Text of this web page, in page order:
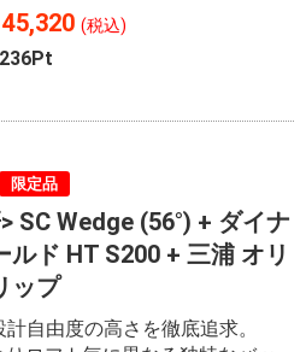
45,320(税込)
限定品
SC Wedge (56°) + ダイナ
ルド HT S200 + 三浦 オリ
ップ
自由度の高さを徹底追求。